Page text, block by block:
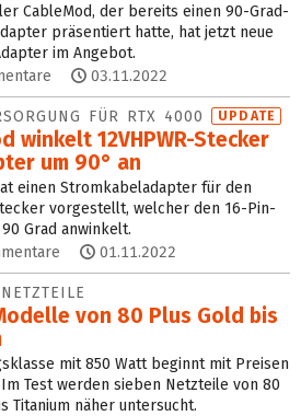
CableMod, der bereits einen 90-Grad-
präsentiert hatte, hat jetzt neue
im Angebot.
03.11.2022
FÜR RTX 4000 UPDATE
winkelt 12VHPWR-Stecker
um 90° an
einen Stromkabeladapter für den
vorgestellt, welcher den 16-Pin-
Grad anwinkelt.
01.11.2022
von 80 Plus Gold bis
mit 850 Watt beginnt mit Preisen
Test werden sieben Netzteile von 80
Titanium näher untersucht.